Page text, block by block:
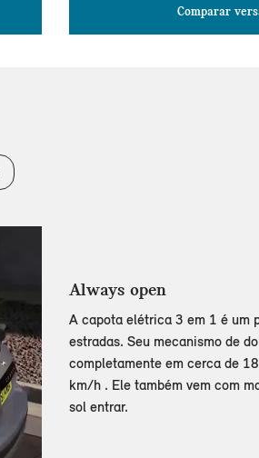
Comparar
Always open
A capota elétrica 3 em 1 é um
estradas. Seu mecanismo de
completamente em cerca de
km/h . Ele também vem com
sol entrar.